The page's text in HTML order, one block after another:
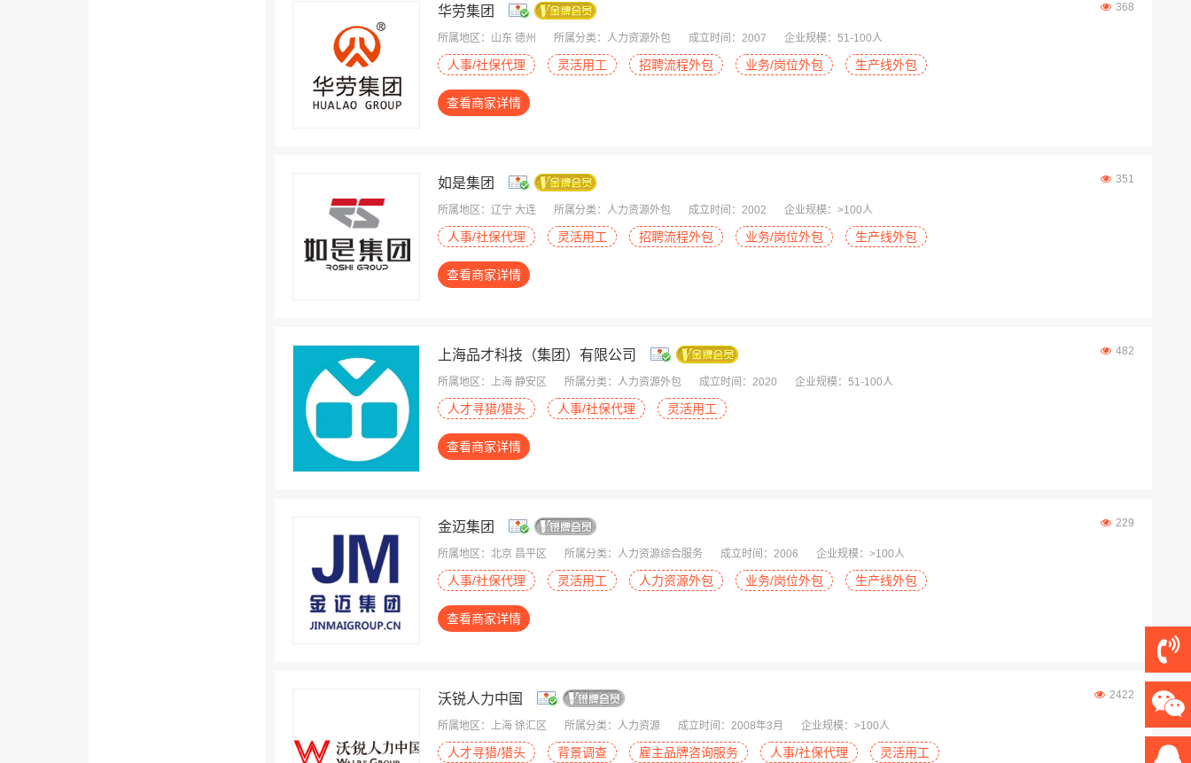
华劳集团
所属地区：山东 德州 所属分类：人力资源外包 成立时间：2007 企业规模：51-100人
人事/社保代理 灵活用工 招聘流程外包 业务/岗位外包 生产线外包
查看商家详情
368
如是集团
所属地区：辽宁 大连 所属分类：人力资源外包 成立时间：2002 企业规模：>100人
人事/社保代理 灵活用工 招聘流程外包 业务/岗位外包 生产线外包
查看商家详情
351
上海品才科技（集团）有限公司
所属地区：上海 静安区 所属分类：人力资源外包 成立时间：2020 企业规模：51-100人
人才寻猎/猎头 人事/社保代理 灵活用工
查看商家详情
482
金迈集团
所属地区：北京 昌平区 所属分类：人力资源综合服务 成立时间：2006 企业规模：>100人
人事/社保代理 灵活用工 人力资源外包 业务/岗位外包 生产线外包
查看商家详情
229
沃锐人力中国
所属地区：上海 徐汇区 所属分类：人力资源 成立时间：2008年3月 企业规模：>100人
人才寻猎/猎头 背景调查 雇主品牌咨询服务 人事/社保代理 灵活用工
2422